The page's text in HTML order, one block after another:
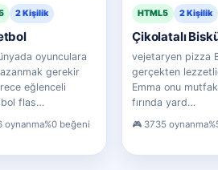
2 Kişilik
oyunculara
gerekir
eğlenceli
flas…
oynanma%0 beğeni
HTML5 2 Kişilik
Çikolatalı
vejetaryen pizza
gerçekten
Emma onu
fırında yard…
3735 oynanma